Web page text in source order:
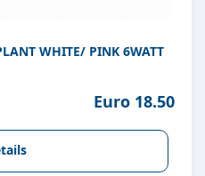
WHITE/ PINK 6WATT
Euro 18.50